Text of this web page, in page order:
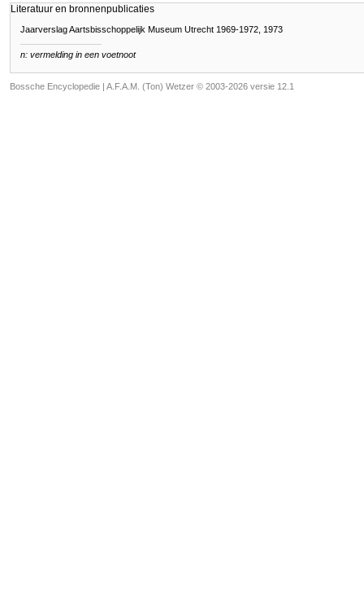
Literatuur en bronnenpublicaties
Jaarverslag Aartsbisschoppelijk Museum Utrecht 1969-1972, 1973
n: vermelding in een voetnoot
Bossche Encyclopedie | A.F.A.M. (Ton) Wetzer © 2003-2026 versie 12.1